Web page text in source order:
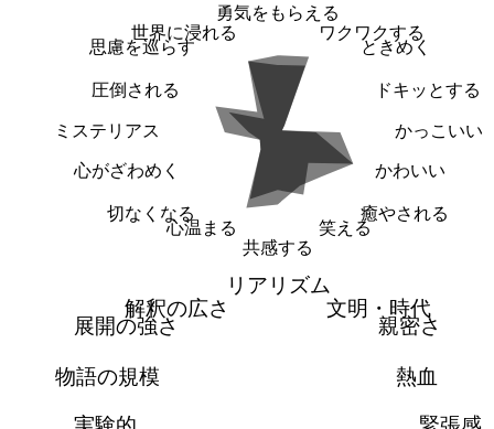
勇気をもらえる
ワクワクする
ときめく
ドキッとする
かっこいい
かわいい
癒やされる
笑える
共感する
心温まる
切なくなる
心がざわめく
ミステリアス
圧倒される
思慮を巡らす
世界に浸れる
リアリズム
文明・時代
親密さ
熱血
物語の規模
展開の強さ
解釈の広さ